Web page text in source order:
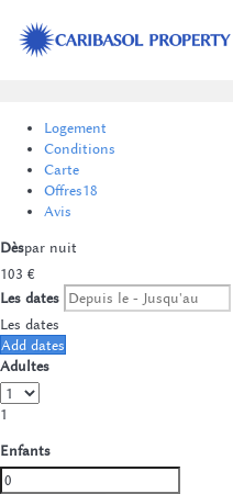
Logement
Conditions
Carte
Offres18
Avis
Dèspar nuit
103 €
Les dates
Les dates
Add dates
Adultes
1
Enfants